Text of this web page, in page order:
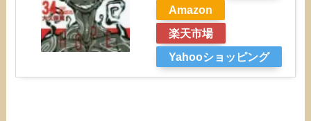
Amazon
楽天市場
Yahooショッピング